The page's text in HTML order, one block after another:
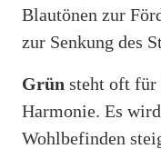
Blautönen zur
zur Senkung des
Grün steht oft für
Harmonie. Es
Wohlbefinden